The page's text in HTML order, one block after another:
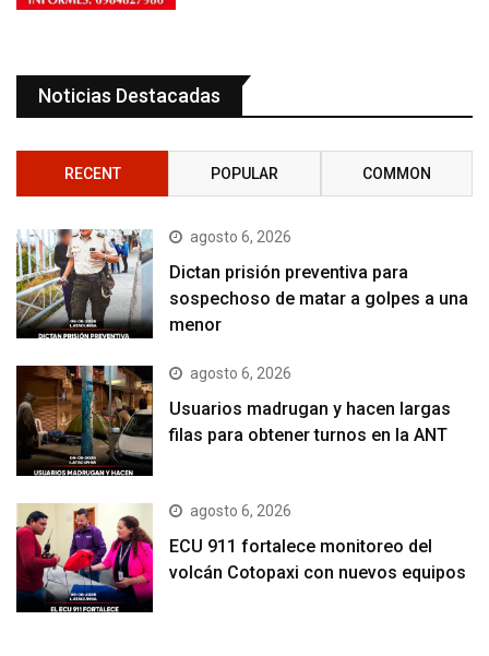
Noticias Destacadas
RECENT POPULAR COMMON
agosto 6, 2026
Dictan prisión preventiva para
sospechoso de matar a golpes a una
menor
agosto 6, 2026
Usuarios madrugan y hacen largas
filas para obtener turnos en la ANT
agosto 6, 2026
ECU 911 fortalece monitoreo del
volcán Cotopaxi con nuevos equipos